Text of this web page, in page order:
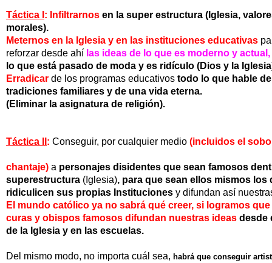
Táctica I : Infiltrarnos en la super estructura (Iglesia,
morales).
Meternos en la Iglesia y en las instituciones educativas
reforzar desde ahí las ideas de lo que es moderno y actual,
lo que está pasado de moda y es ridículo (Dios y la
Erradicar de los programas educativos todo lo que hable
tradiciones familiares y de una vida eterna.
(Eliminar la asignatura de religión).
Táctica II : Conseguir, por cualquier medio (incluidos el
chantaje) a personajes disidentes que sean famosos
superestructura (Iglesia), para que sean ellos mismos los
ridiculicen sus propias Instituciones y difundan así
El mundo católico ya no sabrá qué creer, si logramos
curas y obispos famosos difundan nuestras ideas desde
de la Iglesia y en las escuelas.
Del mismo modo, no importa cuál sea, habrá que conseguir